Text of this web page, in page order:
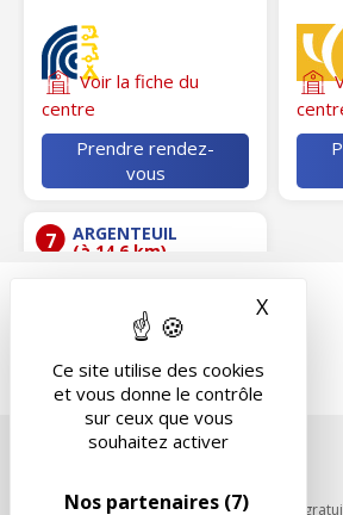
Ce site utilise des cookies
et vous donne le contrôle
sur ceux que vous
souhaitez activer
Nos partenaires (7)
X
Voir la fiche du
centre
Prendre rendez-
vous
7 ARGENTEUIL
(à 14.6 km)
AUTOMOBILE
108 ROUTE DE PONTOISE
95100 ARGENTEUIL
Tél. : 01 39 98 04 04
Rappel contrôle technique